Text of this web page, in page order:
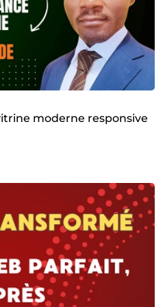
moderne responsive